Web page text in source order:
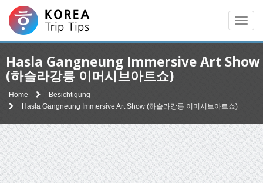
Hasla Gangneung Immersive Art Show
(하슬라강릉 이머시브아트쇼)
Home
Besichtigung
Hasla Gangneung Immersive Art Show (하슬라강릉 이머시브아트쇼)